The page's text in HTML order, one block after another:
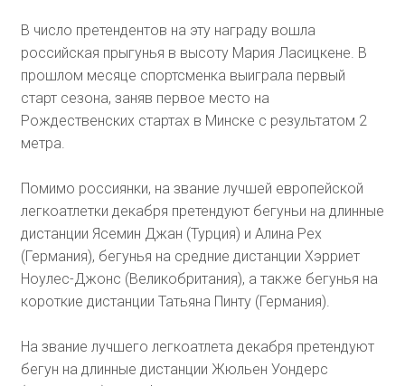
В число претендентов на эту награду вошла
российская прыгунья в высоту Мария Ласицкене. В
прошлом месяце спортсменка выиграла первый
старт сезона, заняв первое место на
Рождественских стартах в Минске с результатом 2
метра.
Помимо россиянки, на звание лучшей европейской
легкоатлетки декабря претендуют бегуньи на длинные
дистанции Ясемин Джан (Турция) и Алина Рех
(Германия), бегунья на средние дистанции Хэрриет
Ноулес-Джонс (Великобритания), а также бегунья на
короткие дистанции Татьяна Пинту (Германия).
На звание лучшего легкоатлета декабря претендуют
бегун на длинные дистанции Жюльен Уондерс